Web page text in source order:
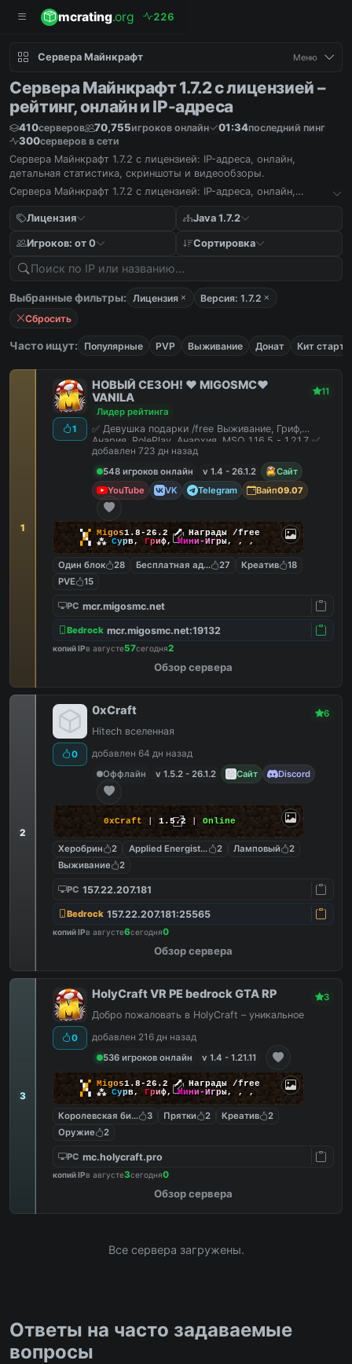
mcrating.org 226
Сервера Майнкрафт Меню
Сервера Майнкрафт 1.7.2 с лицензией –
рейтинг, онлайн и IP-адреса
410серверов 70,755игроков онлайн 01:34последний пинг
300серверов в сети
Сервера Майнкрафт 1.7.2 с лицензией: IP-адреса, онлайн,
детальная статистика, скриншоты и видеообзоры.
Сервера Майнкрафт 1.7.2 с лицензией: IP-адреса, онлайн,
Лицензия
Java 1.7.2
Игроков: от 0 Сортировка
Выбранные фильтры: Лицензия
Версия: 1.7.2
Сбросить
Часто ищут: Популярные PVP Выживание Донат Кит старт
1
1
НОВЫЙ СЕЗОН! ❤️ MIGOSMC❤️
VANILA
11
Лидер рейтинга
✅ Девушка подарки /free Выживание, Гриф,
Анария, RolePlay, Анархия, MSO 1.16.5 - 1.21.7 ✅
добавлен 723 дн назад
548 игроков онлайн
v 1.4 - 26.1.2
Сайт
YouTube
VK Telegram Вайп09.07
▚▞ Migos1.8-26.2🗡 Награды /free
▞▚ ⁂ Сурв, Гриф,Мини-Игры, , ,
Один блок 28 Бесплатная админка
27 Креатив
18
PVE
15
PC mcr.migosmc.net
Bedrock mcr.migosmc.net:19132
копий IPв августе57сегодня2
Обзор сервера
2
0
0xCraft 6
Hitech вселенная
добавлен 64 дн назад
Оффлайн
v 1.5.2 - 26.1.2 Сайт Discord
0xCraft | 1.5.2 | Online
Херобрин 2 Applied Energistics 22 Ламповый
2
Выживание
2
PC 157.22.207.181
Bedrock 157.22.207.181:25565
копий IPв августе6сегодня0
Обзор сервера
3
0
HolyCraft VR PE bedrock GTA RP 3
Добро пожаловать в HolyCraft – уникальное
добавлен 216 дн назад
536 игроков онлайн
v 1.4 - 1.21.11
▚▞ Migos1.8-26.2🗡 Награды /free
▞▚ ⁂ Сурв, Гриф,Мини-Игры, , ,
Королевская битва3 Прятки 2 Креатив
2
Оружие
2
PC mc.holycraft.pro
копий IPв августе3сегодня0
Обзор сервера
Все сервера загружены.
Ответы на часто задаваемые
вопросы